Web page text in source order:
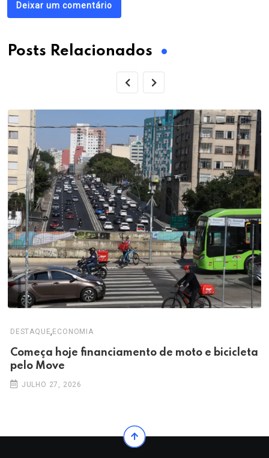
Deixar um comentário
Posts Relacionados
DESTAQUE, ECONOMIA
Começa hoje financiamento de moto e bicicleta
pelo Move
JULHO 27, 2026